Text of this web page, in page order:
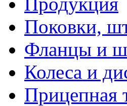
Поковки,
Фланцы и
Колеса и
Прицепная